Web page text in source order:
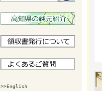
>>English